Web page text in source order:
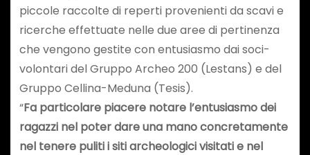
piccole raccolte di reperti provenienti da scavi e
ricerche effettuate nelle due aree di pertinenza
che vengono gestite con entusiasmo dai soci-
volontari del Gruppo Archeo 200 (Lestans) e del
Gruppo Cellina-Meduna (Tesis).
“Fa particolare piacere notare l’entusiasmo dei
ragazzi nel poter dare una mano concretamente
nel tenere puliti i siti archeologici visitati e nel